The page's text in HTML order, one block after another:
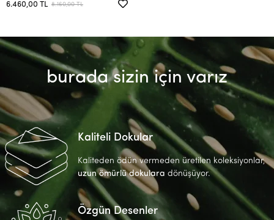
6.460,00 TL 8.160,00 TL
burada sizin için varız
Kaliteli Dokular
Kaliteden ödün vermeden üretilen koleksiyonlar,
uzun ömürlü dokulara dönüşüyor.
Özgün Desenler